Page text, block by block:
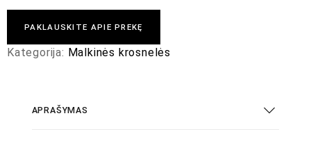
PAKLAUSKITE APIE PREKĘ
Kategorija: Malkinės krosnelės
APRAŠYMAS